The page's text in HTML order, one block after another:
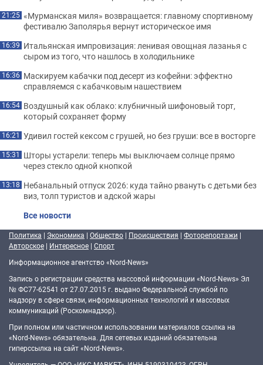
21:25 «Мурманская миля» возвращается: главному спортивному
фестивалю Заполярья вернут историческое имя
16:39 Итальянская импровизация: ленивая овощная лазанья с
сыром из того, что нашлось в холодильнике
16:36 Маскируем кабачки под десерт из кофейни: эффектно
справляемся с кабачковым нашествием
16:54 Воздушный как облако: клубничный шифоновый торт,
который сохраняет форму
16:21 Удивил гостей кексом с грушей, но без груши: все в восторге
15:31 Шторы устарели: теперь мы выключаем солнце прямо
через стекло одной кнопкой
13:18 Небанальный отпуск 2026: куда тайно рвануть с детьми без
виз, толп туристов и адской жары
Все новости
Политика | Экономика | Общество | Происшествия | Фоторепортажи |
Авторское | Интересное | Спорт
Информационное агентство «Nord-News»
Запись о регистрации средства массовой информации «Nord-News» Эл
№ ФС77-62541 от 27.07.2015 г. выдано Федеральной службой по
надзору в сфере связи, информационных технологий и массовых
коммуникаций (Роскомнадзор).
При полном или частичном использовании материалов ссылка на
«Nord-News» обязательна. Для сетевых изданий обязательна
гиперссылка на сайт «Nord-News».